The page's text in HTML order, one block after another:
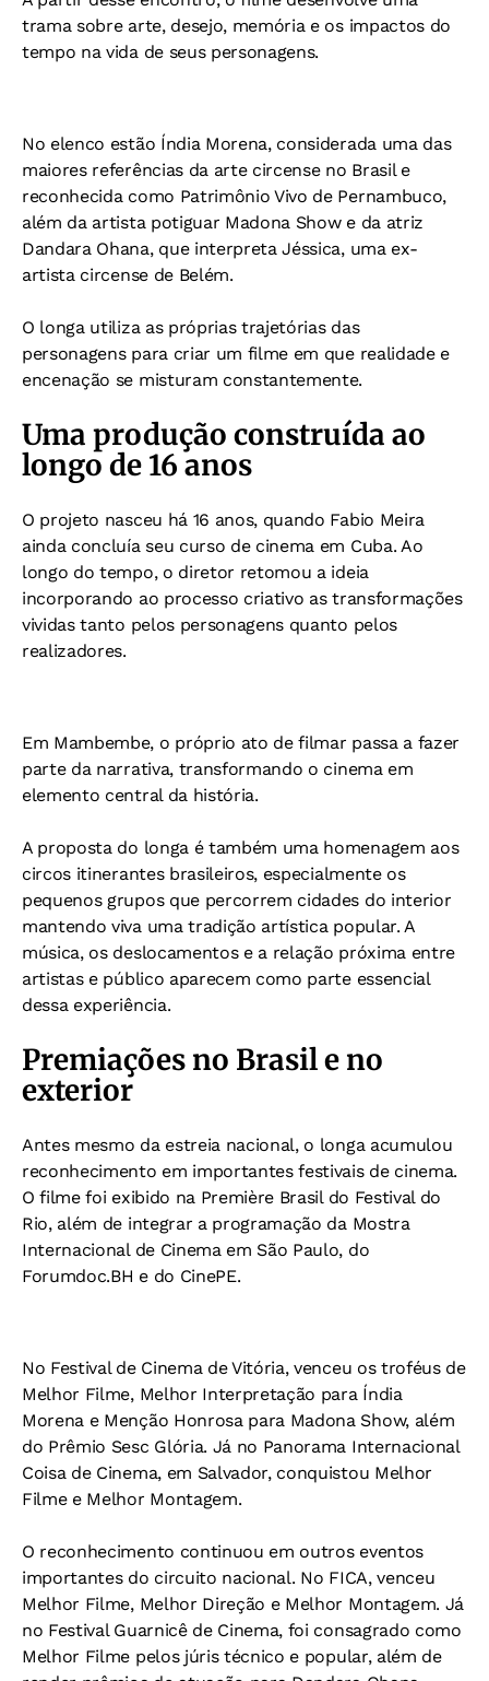
trama sobre arte, desejo, memória e os impactos do
tempo na vida de seus personagens.
No elenco estão Índia Morena, considerada uma das
maiores referências da arte circense no Brasil e
reconhecida como Patrimônio Vivo de Pernambuco,
além da artista potiguar Madona Show e da atriz
Dandara Ohana, que interpreta Jéssica, uma ex-
artista circense de Belém.
O longa utiliza as próprias trajetórias das
personagens para criar um filme em que realidade e
encenação se misturam constantemente.
Uma produção construída ao
longo de 16 anos
O projeto nasceu há 16 anos, quando Fabio Meira
ainda concluía seu curso de cinema em Cuba. Ao
longo do tempo, o diretor retomou a ideia
incorporando ao processo criativo as transformações
vividas tanto pelos personagens quanto pelos
realizadores.
Em Mambembe, o próprio ato de filmar passa a fazer
parte da narrativa, transformando o cinema em
elemento central da história.
A proposta do longa é também uma homenagem aos
circos itinerantes brasileiros, especialmente os
pequenos grupos que percorrem cidades do interior
mantendo viva uma tradição artística popular. A
música, os deslocamentos e a relação próxima entre
artistas e público aparecem como parte essencial
dessa experiência.
Premiações no Brasil e no
exterior
Antes mesmo da estreia nacional, o longa acumulou
reconhecimento em importantes festivais de cinema.
O filme foi exibido na Première Brasil do Festival do
Rio, além de integrar a programação da Mostra
Internacional de Cinema em São Paulo, do
Forumdoc.BH e do CinePE.
No Festival de Cinema de Vitória, venceu os troféus de
Melhor Filme, Melhor Interpretação para Índia
Morena e Menção Honrosa para Madona Show, além
do Prêmio Sesc Glória. Já no Panorama Internacional
Coisa de Cinema, em Salvador, conquistou Melhor
Filme e Melhor Montagem.
O reconhecimento continuou em outros eventos
importantes do circuito nacional. No FICA, venceu
Melhor Filme, Melhor Direção e Melhor Montagem. Já
no Festival Guarnicê de Cinema, foi consagrado como
Melhor Filme pelos júris técnico e popular, além de